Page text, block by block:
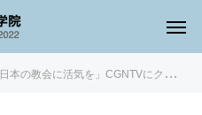
本の教会に活気を」CGNTVにクリスチャンライフ学院が紹介されました